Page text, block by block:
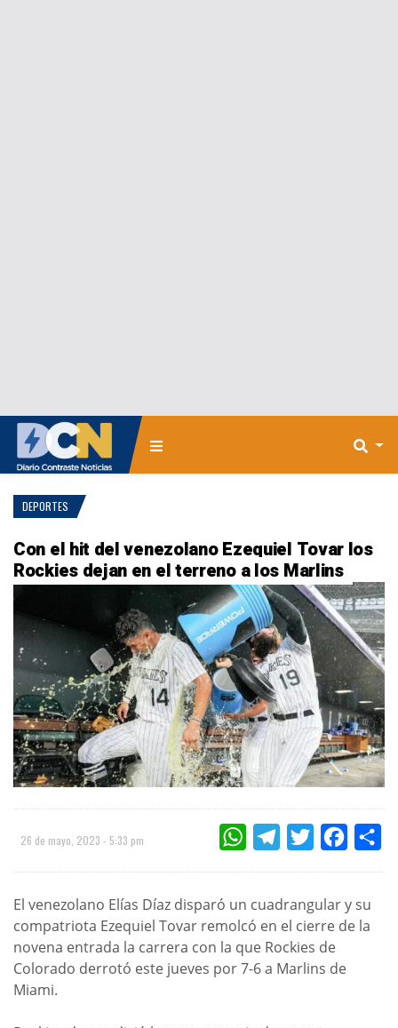
DEPORTES
Con el hit del venezolano Ezequiel Tovar los
Rockies dejan en el terreno a los Marlins
26 de mayo, 2023 - 5:33 pm WHATSAPPTELEGRAMTWITTER
El venezolano Elías Díaz disparó un cuadrangular y su
compatriota Ezequiel Tovar remolcó en el cierre de la
novena entrada la carrera con la que Rockies de
Colorado derrotó este jueves por 7-6 a Marlins de
Miami.